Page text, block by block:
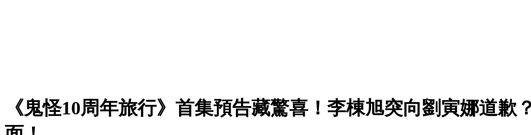
《鬼怪10周年旅行》首集預告藏驚喜！李棟旭突向劉寅娜道歉